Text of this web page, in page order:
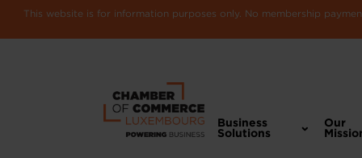
This website is for information purposes only. No membership
Business
Solutions
Our